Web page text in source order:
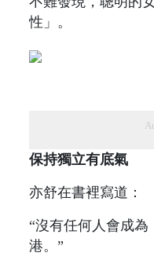
性」。
保持獨立有底氣
亦舒在書裡寫道：
“沒有任何人會成
港。”